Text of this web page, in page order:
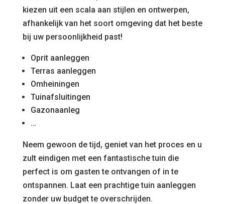
kiezen uit een scala aan stijlen en ontwerpen,
afhankelijk van het soort omgeving dat het beste
bij uw persoonlijkheid past!
Oprit aanleggen
Terras aanleggen
Omheiningen
Tuinafsluitingen
Gazonaanleg
…
Neem gewoon de tijd, geniet van het proces en u
zult eindigen met een fantastische tuin die
perfect is om gasten te ontvangen of in te
ontspannen. Laat een prachtige tuin aanleggen
zonder uw budget te overschrijden.